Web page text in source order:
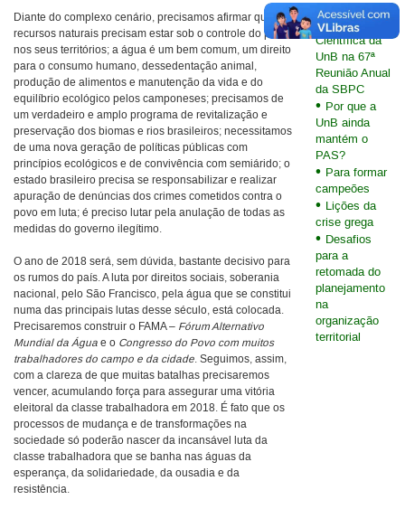
Diante do complexo cenário, precisamos afirmar que: os
recursos naturais precisam estar sob o controle do povo
nos seus territórios; a água é um bem comum, um direito
para o consumo humano, dessedentação animal,
produção de alimentos e manutenção da vida e do
equilíbrio ecológico pelos camponeses; precisamos de
um verdadeiro e amplo programa de revitalização e
preservação dos biomas e rios brasileiros; necessitamos
de uma nova geração de políticas públicas com
princípios ecológicos e de convivência com semiárido; o
estado brasileiro precisa se responsabilizar e realizar
apuração de denúncias dos crimes cometidos contra o
povo em luta; é preciso lutar pela anulação de todas as
medidas do governo ilegítimo.
O ano de 2018 será, sem dúvida, bastante decisivo para
os rumos do país. A luta por direitos sociais, soberania
nacional, pelo São Francisco, pela água que se constitui
numa das principais lutas desse século, está colocada.
Precisaremos construir o FAMA – Fórum Alternativo
Mundial da Água e o Congresso do Povo com muitos
trabalhadores do campo e da cidade. Seguimos, assim,
com a clareza de que muitas batalhas precisaremos
vencer, acumulando força para assegurar uma vitória
eleitoral da classe trabalhadora em 2018. É fato que os
processos de mudança e de transformações na
sociedade só poderão nascer da incansável luta da
classe trabalhadora que se banha nas águas da
esperança, da solidariedade, da ousadia e da
resistência.
Estudantes
de Iniciação
Científica da
UnB na 67ª
Reunião Anual
da SBPC
Por que a
UnB ainda
mantém o
PAS?
Para formar
campeões
Lições da
crise grega
Desafios
para a
retomada do
planejamento
na
organização
territorial